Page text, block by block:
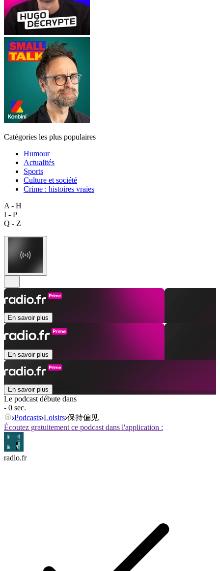
Catégories les plus populaires
Humour
Actualités
Sports
Culture et société
Crime : histoires vraies
A - H
I - P
Q - Z
En savoir plus
En savoir plus
En savoir plus
Le podcast débute dans
- 0 sec.
Podcasts Loisirs 保持偏见
Écoutez gratuitement ce podcast dans l'application :
radio.fr